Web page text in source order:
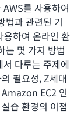
를 사용하여
법과 관련된 기
용하여 온라인 환
는 몇 가지 방법
다루는 주제에
필요성, Z세대
EC2 인
습 환경의 이점